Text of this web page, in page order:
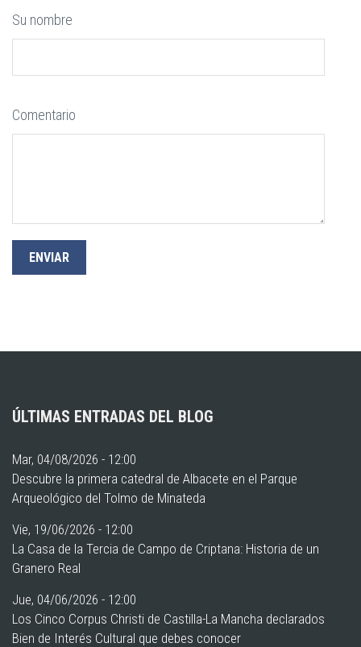
Su nombre
Comentario
ÚLTIMAS ENTRADAS DEL BLOG
Mar, 04/08/2026 - 12:00
Descubre la primera catedral de Albacete en el Parque
Arqueológico del Tolmo de Minateda
Vie, 19/06/2026 - 12:00
La Casa de la Tercia de Campo de Criptana: Historia de un
Granero Real
Jue, 04/06/2026 - 12:00
Los Cinco Corpus Christi de Castilla-La Mancha declarados
Bien de Interés Cultural que debes conocer